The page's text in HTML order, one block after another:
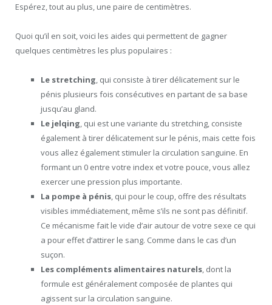
Espérez, tout au plus, une paire de centimètres.
Quoi qu’il en soit, voici les aides qui permettent de gagner
quelques centimètres les plus populaires :
Le stretching, qui consiste à tirer délicatement sur le
pénis plusieurs fois consécutives en partant de sa base
jusqu’au gland.
Le jelqing, qui est une variante du stretching, consiste
également à tirer délicatement sur le pénis, mais cette fois
vous allez également stimuler la circulation sanguine. En
formant un 0 entre votre index et votre pouce, vous allez
exercer une pression plus importante.
La pompe à pénis, qui pour le coup, offre des résultats
visibles immédiatement, même s’ils ne sont pas définitif.
Ce mécanisme fait le vide d’air autour de votre sexe ce qui
a pour effet d’attirer le sang. Comme dans le cas d’un
suçon.
Les compléments alimentaires naturels, dont la
formule est généralement composée de plantes qui
agissent sur la circulation sanguine.